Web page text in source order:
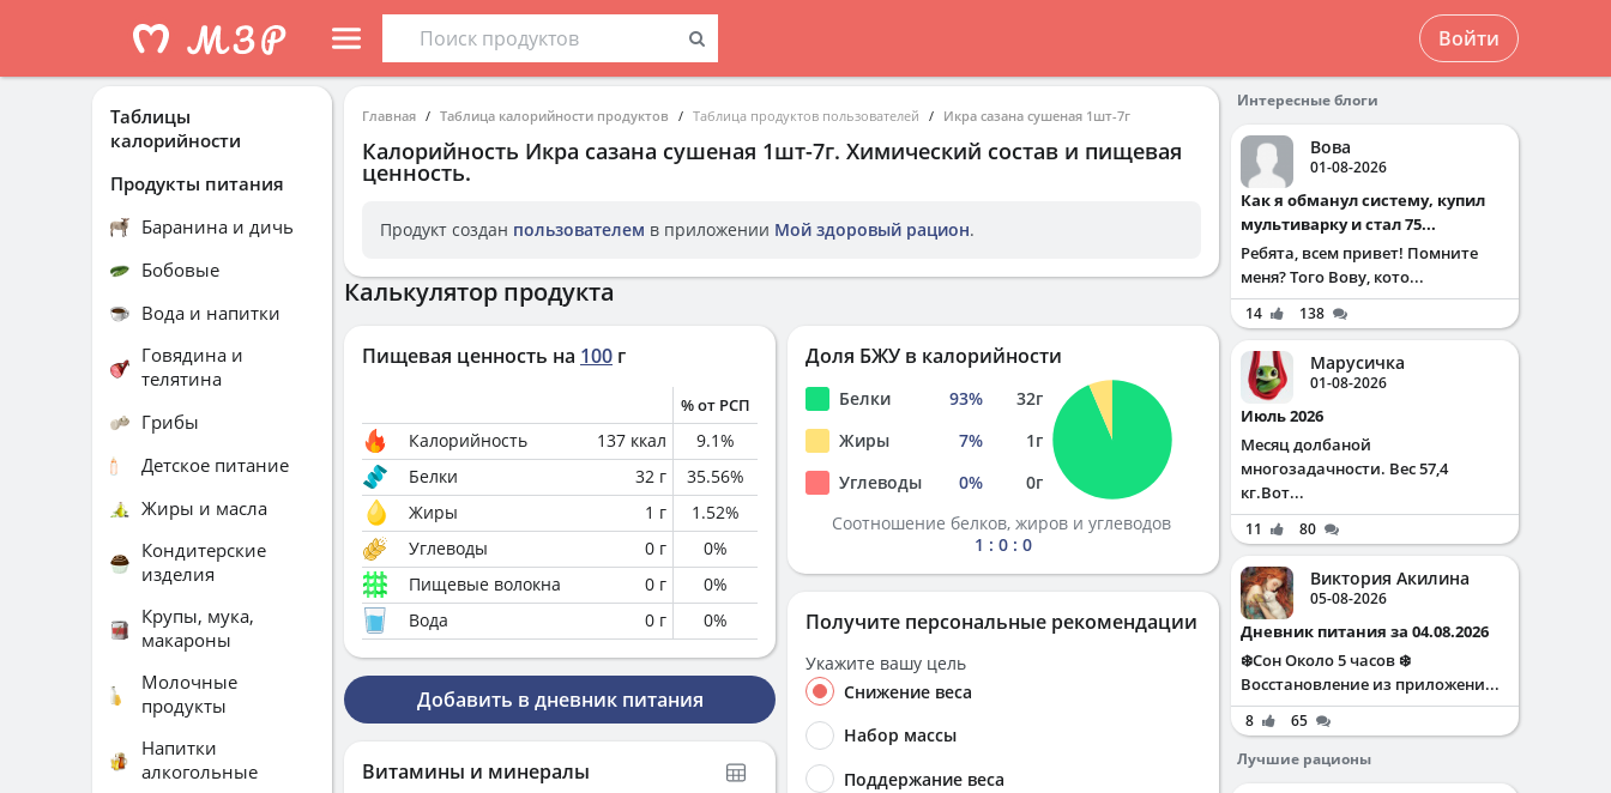
Войти
Главная Таблица калорийности продуктов Таблица продуктов пользователей Икра сазана сушеная 1шт-7г
Калорийность Икра сазана сушеная 1шт-7г. Химический состав и пищевая
ценность.
Продукт создан пользователем в приложении Мой здоровый рацион.
Калькулятор продукта
Пищевая ценность на 100 г
% от РСП
Калорийность 137 ккал 9.1%
Белки
32 г 35.56%
Жиры
1 г 1.52%
Углеводы
0 г 0%
Пищевые волокна
0 г 0%
Вода
0 г 0%
Добавить в дневник питания
Витамины и минералы
Доля БЖУ в калорийности
Белки 93% 32г
Жиры
7% 1г
Углеводы
0% 0г
Соотношение белков, жиров и углеводов
1 : 0 : 0
Получите персональные рекомендации
Укажите вашу цель
Снижение веса
Набор массы
Поддержание веса
Таблицы
калорийности
Продукты питания
Баранина и дичь
Бобовые
Вода и напитки
Говядина и
телятина
Грибы
Детское питание
Жиры и масла
Кондитерские
изделия
Крупы, мука,
макароны
Молочные
продукты
Напитки
алкогольные
Интересные блоги
Вова
01-08-2026
Как я обманул систему, купил
мультиварку и стал 75...
Ребята, всем привет! Помните
меня? Того Вову, кото...
14 138
Марусичка
01-08-2026
Июль 2026
Месяц долбаной
многозадачности. Вес 57,4
кг.Вот...
11 80
Виктория Акилина
05-08-2026
Дневник питания за 04.08.2026
❄️Сон Около 5 часов ❄️
Восстановление из приложени...
8
65
Лучшие рационы